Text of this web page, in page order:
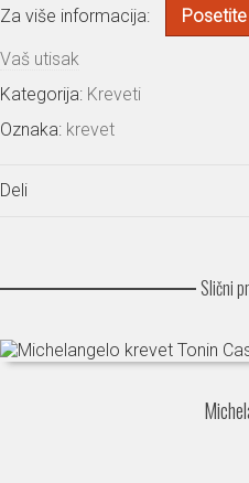
Za više informacija: Posetite
Vaš utisak
Kategorija: Kreveti
Oznaka: krevet
Deli
Slični